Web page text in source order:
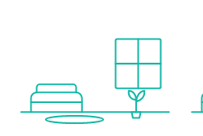
Wir freuen uns von Ihnen zu